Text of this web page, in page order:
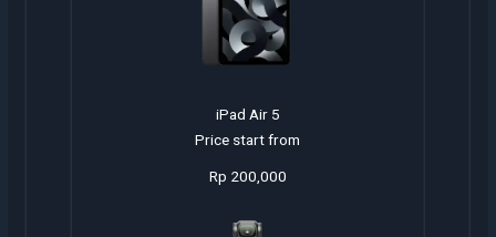
iPad Air 5
Price start from
Rp 200,000